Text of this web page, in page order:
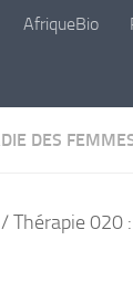
AfriqueBio
DES
/ Thérapie 020